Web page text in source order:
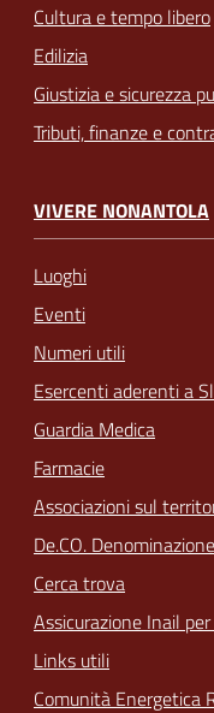
Cultura e tempo libero
Edilizia
Giustizia e sicurezza
Tributi, finanze e
VIVERE NONANTOLA
Luoghi
Eventi
Numeri utili
Esercenti aderenti a
Guardia Medica
Farmacie
Associazioni sul
De.CO.
Cerca trova
Assicurazione Inail
Links utili
Comunità Energetica